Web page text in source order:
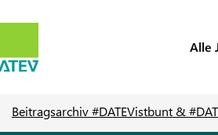
Alle
Beitragsarchiv #DATEVistbunt &